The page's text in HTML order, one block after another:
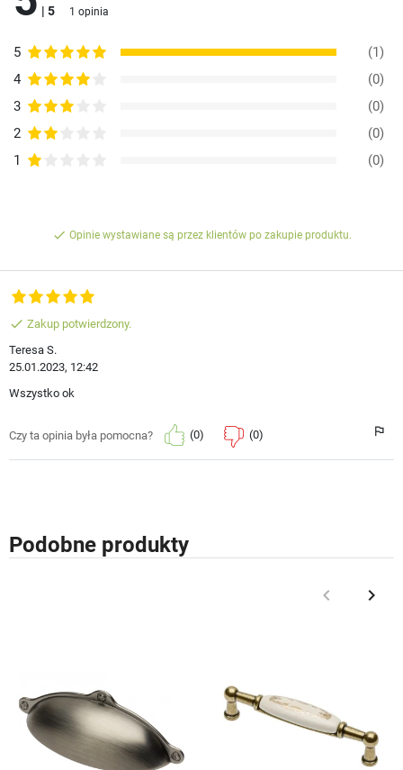
| 5 1 opinia
5
(1)
4
(0)
3
(0)
2
(0)
1
(0)
done Opinie wystawiane są przez klientów po zakupie produktu.
done Zakup potwierdzony.
Teresa S.
25.01.2023, 12:42
Wszystko ok
Czy ta opinia była pomocna? (0) (0)
Podobne produkty
Poprzedni
keyboard_arrow_left keyboard_arrow_right